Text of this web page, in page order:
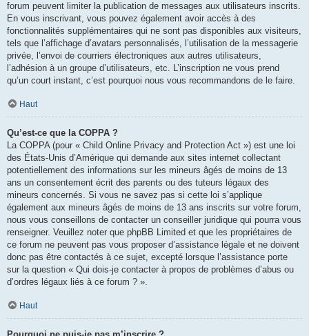
forum peuvent limiter la publication de messages aux utilisateurs inscrits.
En vous inscrivant, vous pouvez également avoir accès à des
fonctionnalités supplémentaires qui ne sont pas disponibles aux visiteurs,
tels que l’affichage d’avatars personnalisés, l’utilisation de la messagerie
privée, l’envoi de courriers électroniques aux autres utilisateurs,
l’adhésion à un groupe d’utilisateurs, etc. L’inscription ne vous prend
qu’un court instant, c’est pourquoi nous vous recommandons de le faire.
Haut
Qu’est-ce que la COPPA ?
La COPPA (pour « Child Online Privacy and Protection Act ») est une loi
des États-Unis d’Amérique qui demande aux sites internet collectant
potentiellement des informations sur les mineurs âgés de moins de 13
ans un consentement écrit des parents ou des tuteurs légaux des
mineurs concernés. Si vous ne savez pas si cette loi s’applique
également aux mineurs âgés de moins de 13 ans inscrits sur votre forum,
nous vous conseillons de contacter un conseiller juridique qui pourra vous
renseigner. Veuillez noter que phpBB Limited et que les propriétaires de
ce forum ne peuvent pas vous proposer d’assistance légale et ne doivent
donc pas être contactés à ce sujet, excepté lorsque l’assistance porte
sur la question « Qui dois-je contacter à propos de problèmes d’abus ou
d’ordres légaux liés à ce forum ? ».
Haut